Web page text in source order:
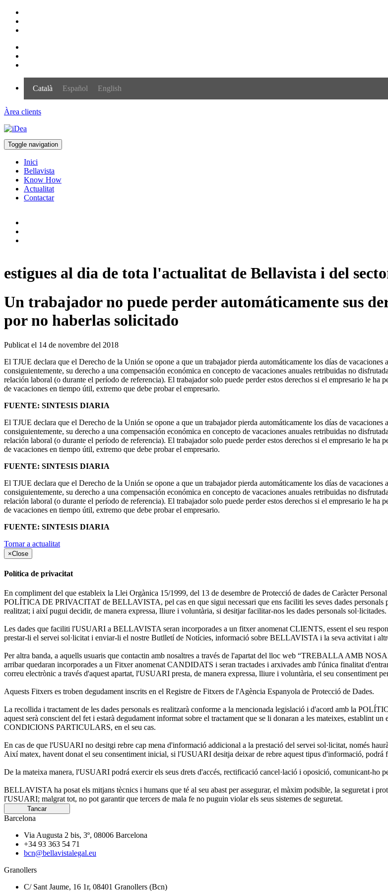
Català Español English
Àrea clients
Toggle navigation
Inici
Bellavista
Know How
Actualitat
Contactar
estigues al dia de tota l'actualitat de Bellavista i del
Un trabajador no puede perder automáticamente sus
por no haberlas solicitado
Publicat el 14 de novembre del 2018
El TJUE declara que el Derecho de la Unión se opone a que un trabajador pierda automáticamente los días de
consiguientemente, su derecho a una compensación económica en concepto de vacaciones anuales retribuidas no
relación laboral (o durante el período de referencia). El trabajador solo puede perder estos derechos si el empresario le
de vacaciones en tiempo útil, extremo que debe probar el empresario.
FUENTE: SINTESIS DIARIA
El TJUE declara que el Derecho de la Unión se opone a que un trabajador pierda automáticamente los días de
consiguientemente, su derecho a una compensación económica en concepto de vacaciones anuales retribuidas no
relación laboral (o durante el período de referencia). El trabajador solo puede perder estos derechos si el empresario le
de vacaciones en tiempo útil, extremo que debe probar el empresario.
FUENTE: SINTESIS DIARIA
El TJUE declara que el Derecho de la Unión se opone a que un trabajador pierda automáticamente los días de
consiguientemente, su derecho a una compensación económica en concepto de vacaciones anuales retribuidas no
relación laboral (o durante el período de referencia). El trabajador solo puede perder estos derechos si el empresario le
de vacaciones en tiempo útil, extremo que debe probar el empresario.
FUENTE: SINTESIS DIARIA
Tornar a actualitat
×Close
Política de privacitat
En compliment del que estableix la Llei Orgànica 15/1999, del 13 de desembre de Protecció de dades de Caràcter
POLÍTICA DE PRIVACITAT de BELLAVISTA, pel cas en que sigui necessari que ens faciliti les seves dades personals
realitzat; i així pugui decidir, de manera expressa, lliure i voluntària, si desitjar facilitar-nos les dades personals sol·licitades.
Les dades que faciliti l'USUARI a BELLAVISTA seran incorporades a un fitxer anomenat CLIENTS, essent el seu
prestar-li el servei sol·licitat i enviar-li el nostre Butlletí de Notícies, informació sobre BELLAVISTA i la seva activitat i
Per altra banda, a aquells usuaris que contactin amb nosaltres a través de l'apartat del lloc web “TREBALLA AMB
arribar quedaran incorporades a un Fitxer anomenat CANDIDATS i seran tractades i arxivades amb l'única finalitat
correu electrònic a través d'aquest apartat, l'USUARI presta, de manera expressa, lliure i voluntària, el seu consentiment
Aquests Fitxers es troben degudament inscrits en el Registre de Fitxers de l'Agència Espanyola de Protecció de Dades.
La recollida i tractament de les dades personals es realitzarà conforme a la mencionada legislació i d'acord amb la
aquest serà conscient del fet i estarà degudament informat sobre el tractament que se li donaran a les mateixes,
CONDICIONS PARTICULARS, en el seu cas.
En cas de que l'USUARI no desitgi rebre cap mena d'informació addicional a la prestació del servei sol·licitat, només
Així matex, havent donat el seu consentiment inicial, si l'USUARI desitja deixar de rebre aquest tipus d'informació,
De la mateixa manera, l'USUARI podrá exercir els seus drets d'accés, rectificació cancel·lació i oposició, comunicant-ho
BELLAVISTA ha posat els mitjans tècnics i humans que té al seu abast per assegurar, el màxim podsible, la seguretat i
l'USUARI; malgrat tot, no pot garantir que tercers de mala fe no puguin violar els seus sistemes de seguretat.
Tancar
Barcelona
Via Augusta 2 bis, 3º, 08006 Barcelona
+34 93 363 54 71
bcn@bellavistalegal.eu
Granollers
C/ Sant Jaume, 16 1r, 08401 Granollers (Bcn)